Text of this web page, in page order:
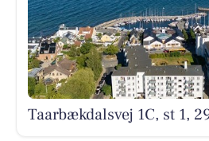
Taarbækdalsvej 1C, st 1,